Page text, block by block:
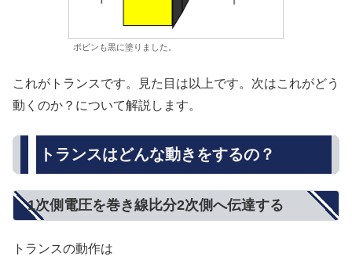
ボビンも黒に塗りました。
これがトランスです。見た目は以上です。次はこれがどう
動くのか？について解説します。
トランスはどんな動きをするの？
1次側電圧を巻き線比分2次側へ伝達する
トランスの動作は